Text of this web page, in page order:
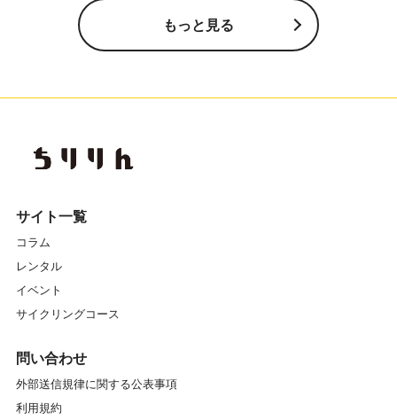
もっと見る
サイト一覧
コラム
レンタル
イベント
サイクリングコース
問い合わせ
外部送信規律に関する公表事項
利用規約